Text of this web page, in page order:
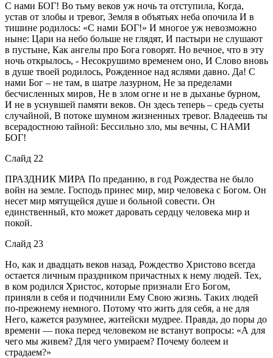
С нами БОГ! Во тьму веков уж ночь та отступила, Когда,
устав от злобы и тревог, Земля в объятьях неба опочила И в
тишине родилось: «С нами БОГ!» И многое уж невозможно
ныне: Цари на небо больше не глядят, И пастыри не слушают
в пустыне, Как ангелы про Бога говорят. Но вечное, что в эту
ночь открылось, - Несокрушимо временем оно, И Слово вновь
в душе твоей родилось, Рожденное над яслями давно. Да! С
нами Бог – не там, в шатре лазурном, Не за пределами
бесчисленных миров, Не в злом огне и не в дыханье бурном,
И не в уснувшей памяти веков. Он здесь теперь – средь суеты
случайной, В потоке шумном жизненных тревог. Владеешь ты
всерадостною тайной: Бессильно зло, мы вечны, С НАМИ
БОГ!
Слайд 22
ПРАЗДНИК МИРА По преданию, в год Рождества не было
войн на земле. Господь принес мир, мир человека с Богом. Он
несет мир мятущейся душе и больной совести. Он
единственный, кто может даровать сердцу человека мир и
покой.
Слайд 23
Но, как и двадцать веков назад, Рождество Христово всегда
остается личным праздником причастных к нему людей. Тех,
в ком родился Христос, которые признали Его Богом,
приняли в себя и подчинили Ему Свою жизнь. Таких людей
по-прежнему немного. Потому что жить для себя, а не для
Него, кажется разумнее, житейски мудрее. Правда, до поры до
времени — пока перед человеком не встанут вопросы: «А для
чего мы живем? Для чего умираем? Почему болеем и
страдаем?»